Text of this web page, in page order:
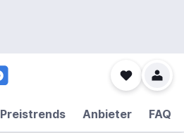
Preistrends Anbieter FAQ